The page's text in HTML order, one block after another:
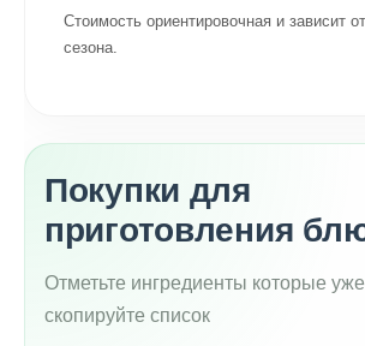
Стоимость ориентировочная и зависит
сезона.
Покупки для
приготовления
Отметьте ингредиенты которые
скопируйте список